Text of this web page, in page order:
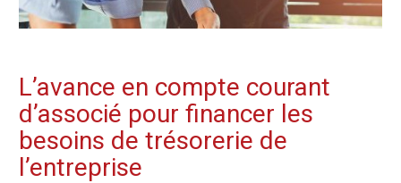
L’avance en compte courant
d’associé pour financer les
besoins de trésorerie de
l’entreprise